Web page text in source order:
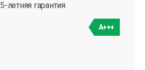
5-летняя гарантия
A+++